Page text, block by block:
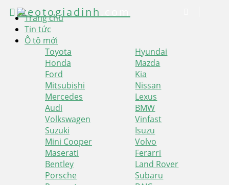
Trang chủ
Tin tức
Ô tô mới
Toyota
Hyundai
Honda
Mazda
Ford
Kia
Mitsubishi
Nissan
Mercedes
Lexus
Audi
BMW
Volkswagen
Vinfast
Suzuki
Isuzu
Mini Cooper
Volvo
Maserati
Ferarri
Bentley
Land Rover
Porsche
Subaru
xeotogiadinh